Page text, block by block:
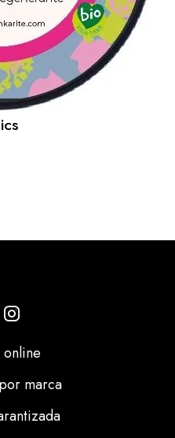
marca